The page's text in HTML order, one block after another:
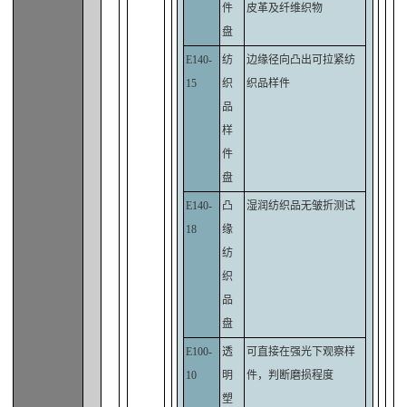
件
盘
皮革及纤维织物
E140-
15
纺
织
品
样
件
盘
边缘径向凸出可拉紧纺
织品样件
E140-
18
凸
缘
纺
织
品
盘
湿润纺织品无皱折测试
E100-
10
透
明
塑
可直接在强光下观察样
件，判断磨损程度